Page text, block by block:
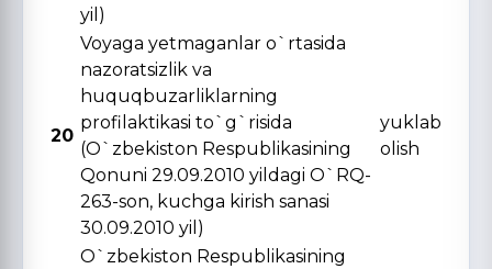
yil)
20
Voyaga yetmaganlar o`rtasida
nazoratsizlik va
huquqbuzarliklarning
profilaktikasi to`g`risida
(O`zbekiston Respublikasining
Qonuni 29.09.2010 yildagi O`RQ-
263-son, kuchga kirish sanasi
30.09.2010 yil)
yuklab
olish
O`zbekiston Respublikasining